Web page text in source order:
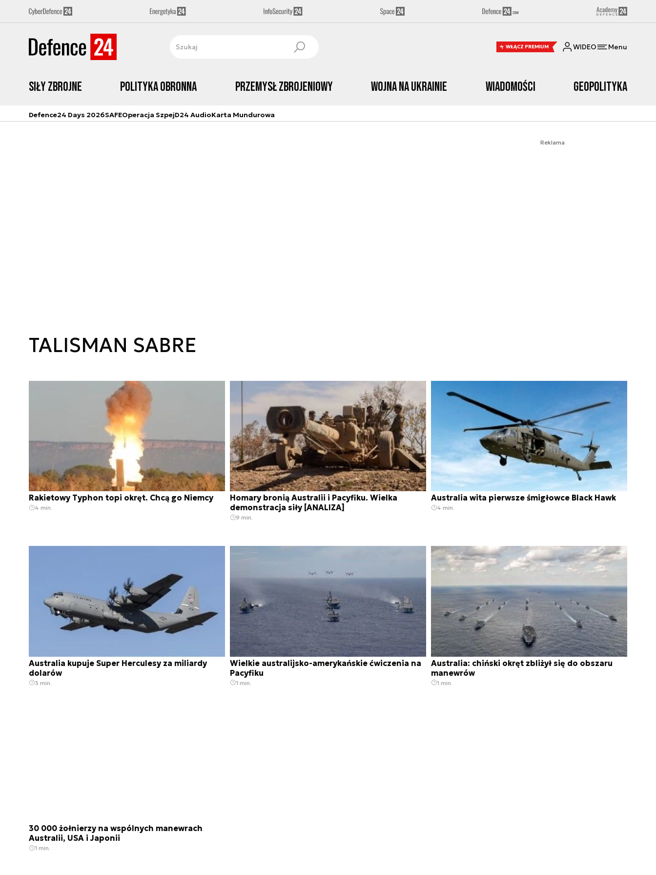
WŁĄCZ PREMIUM WIDEO Menu
Siły zbrojne Polityka obronna Przemysł Zbrojeniowy Wojna na Ukrainie Wiadomości Geopolityka
Defence24 Days 2026SAFEOperacja SzpejD24 AudioKarta Mundurowa
Reklama
TALISMAN SABRE
Rakietowy Typhon topi okręt. Chcą go Niemcy
4 min.
Homary bronią Australii i Pacyfiku. Wielka
demonstracja siły [ANALIZA]
9 min.
Australia wita pierwsze śmigłowce Black Hawk
4 min.
Australia kupuje Super Herculesy za miliardy
dolarów
3 min.
Wielkie australijsko-amerykańskie ćwiczenia na
Pacyfiku
1 min.
Australia: chiński okręt zbliżył się do obszaru
manewrów
1 min.
30 000 żołnierzy na wspólnych manewrach
Australii, USA i Japonii
1 min.